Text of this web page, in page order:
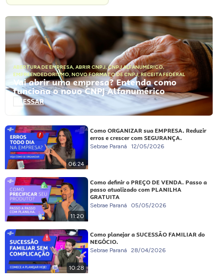
ABERTURA DE EMPRESA, ABRIR CNPJ,CNPJ ALFANUMÉRICO,
EMPREENDEDORISMO, NOVO FORMATO DE CNPJ,RECEITA FEDERAL
Vai abrir uma empresa? Entenda como
funciona o novo CNPJ Alfanumérico
ACESSAR
06:24
Como ORGANIZAR sua EMPRESA. Reduzir
erros e crescer com SEGURANÇA.
Sebrae Paraná 12/05/2026
11:20
Como definir o PREÇO DE VENDA. Passo a
passo atualizado com PLANILHA
GRATUITA
Sebrae Paraná 05/05/2026
10:28
Como planejar a SUCESSÃO FAMILIAR do
NEGÓCIO.
Sebrae Paraná 28/04/2026